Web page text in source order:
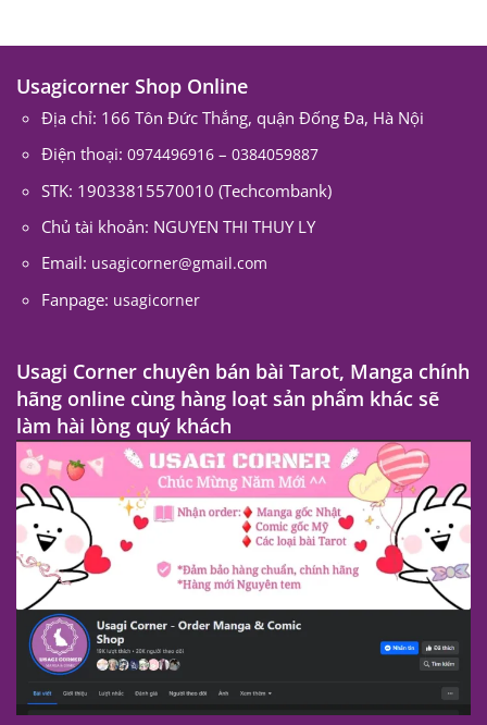
Usagicorner Shop Online
Địa chỉ: 166 Tôn Đức Thắng, quận Đống Đa, Hà Nội
Điện thoại: 0974496916 – 0384059887
STK: 19033815570010 (Techcombank)
Chủ tài khoản: NGUYEN THI THUY LY
Email: usagicorner@gmail.com
Fanpage: usagicorner
Usagi Corner chuyên bán bài Tarot, Manga chính
hãng online cùng hàng loạt sản phẩm khác sẽ
làm hài lòng quý khách